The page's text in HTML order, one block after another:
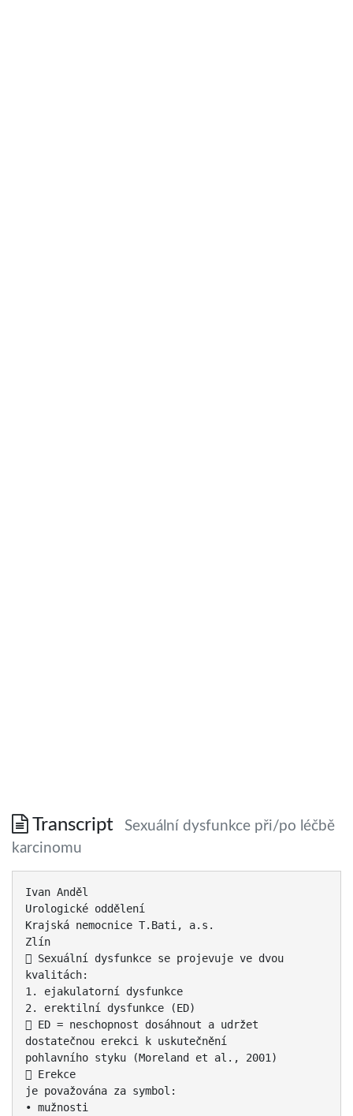
Transcript
Sexuální dysfunkce při/po léčbě
karcinomu
Ivan Anděl
Urologické oddělení
Krajská nemocnice T.Bati, a.s.
Zlín
 Sexuální dysfunkce se projevuje ve dvou
kvalitách:
1. ejakulatorní dysfunkce
2. erektilní dysfunkce (ED)
 ED = neschopnost dosáhnout a udržet
dostatečnou erekci k uskutečnění
pohlavního styku (Moreland et al., 2001)
 Erekce
je považována za symbol:
• mužnosti